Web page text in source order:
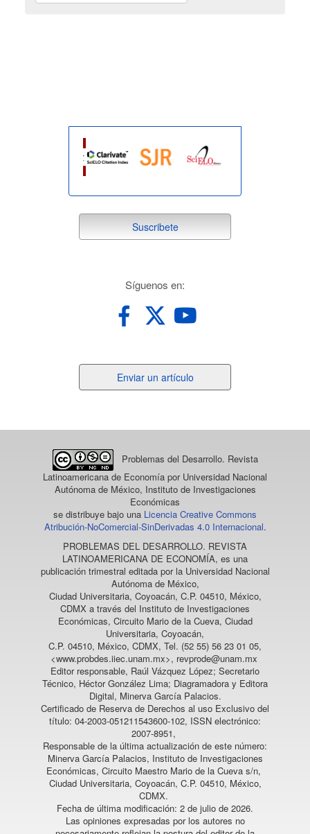
suscribete
Suscribete
Síguenos en:
un
Enviar un artículo
Problemas del Desarrollo. Revista
Latinoamericana de Economía por Universidad Nacional
Autónoma de México, Instituto de Investigaciones
Económicas
se distribuye bajo una Licencia Creative Commons
Atribución-NoComercial-SinDerivadas 4.0 Internacional.
PROBLEMAS DEL DESARROLLO. REVISTA
LATINOAMERICANA DE ECONOMÍA, es una
publicación trimestral editada por la Universidad Nacional
Autónoma de México,
Ciudad Universitaria, Coyoacán, C.P. 04510, México,
CDMX a través del Instituto de Investigaciones
Económicas, Circuito Mario de la Cueva, Ciudad
Universitaria, Coyoacán,
C.P. 04510, México, CDMX, Tel. (52 55) 56 23 01 05,
<www.probdes.iiec.unam.mx>, revprode@unam.mx
Editor responsable, Raúl Vázquez López; Secretario
Técnico, Héctor González Lima; Diagramadora y Editora
Digital, Minerva García Palacios.
Certificado de Reserva de Derechos al uso Exclusivo del
título: 04-2003-051211543600-102, ISSN electrónico:
2007-8951,
Responsable de la última actualización de este número:
Minerva García Palacios, Instituto de Investigaciones
Económicas, Circuito Maestro Mario de la Cueva s/n,
Ciudad Universitaria, Coyoacán, C.P. 04510, México,
CDMX.
Fecha de última modificación: 2 de julio de 2026.
Las opiniones expresadas por los autores no